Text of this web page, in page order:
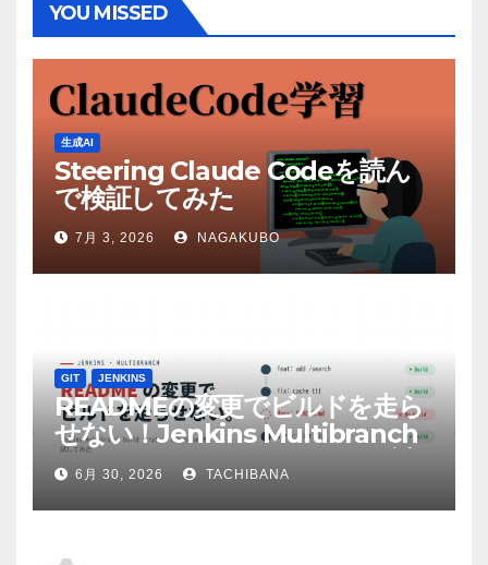
YOU MISSED
生成AI
Steering Claude Codeを読ん
で検証してみた
7月 3, 2026 NAGAKUBO
GIT JENKINS
READMEの変更でビルドを走ら
せない！Jenkins Multibranch
build strategy extensionを試
してみた
6月 30, 2026 TACHIBANA